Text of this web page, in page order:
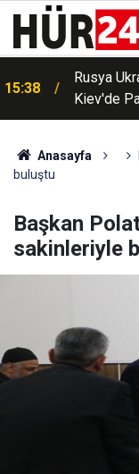
15:38
Rusya
Kiev'de
Anasayfa
buluştu
Başkan
sakinleriyle